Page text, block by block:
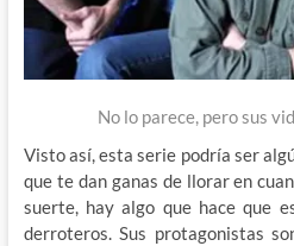
No lo parece, pero sus
Visto así, esta serie podría ser
que te dan ganas de llorar en
suerte, hay algo que hace que
derroteros. Sus protagonistas